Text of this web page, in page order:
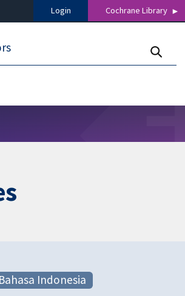
Login Cochrane Library
Bahasa Indonesia